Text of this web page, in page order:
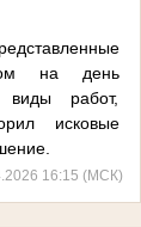
на день
работ,
исковые
16:15 (МСК)